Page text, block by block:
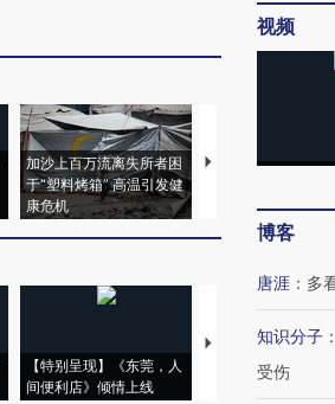
加沙上百万流离失所者困
于“塑料烤箱” 高温引发健
康危机
视线｜HYROX的吸
心“花钱找虐”？
【特别呈现】《东莞，人
间便利店》倾情上线
【推广】走进第四
会，让数智科技“链”
视频
博客
唐涯 ： 多
知识分子 ：
受伤